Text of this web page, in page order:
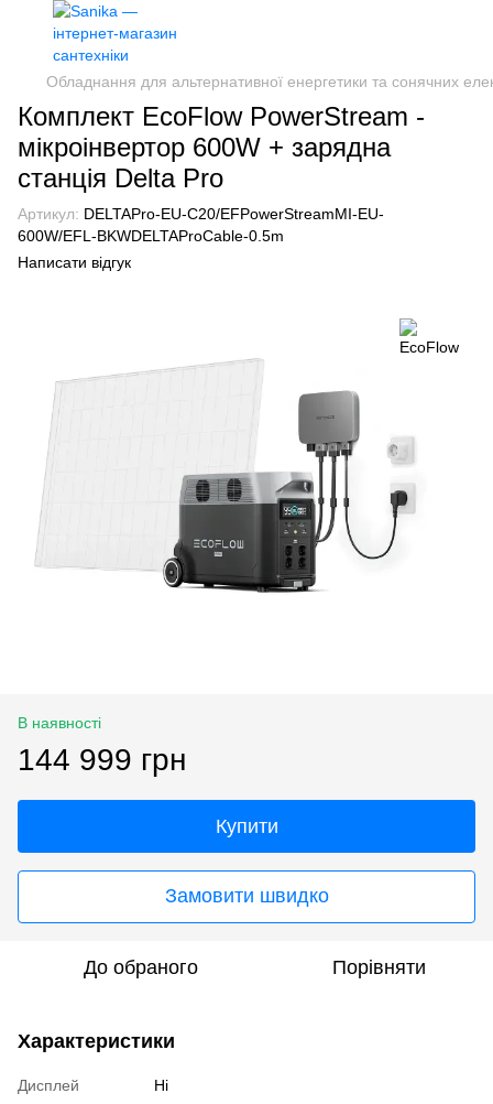
Обладнання для альтернативної енергетики та сонячних
Комплект EcoFlow PowerStream -
мікроінвертор 600W + зарядна
станція Delta Pro
Артикул: DELTAPro-EU-C20/EFPowerStreamMI-EU-
600W/EFL-BKWDELTAProCable-0.5m
Написати відгук
В наявності
144 999 грн
Купити
Замовити швидко
До обраного Порівняти
Характеристики
Дисплей
Ні